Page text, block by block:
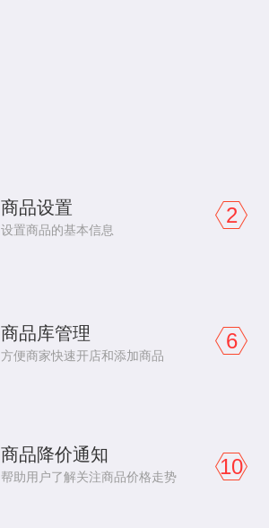
商品设置
设置商品的基本信息
2
商品库管理
方便商家快速开店和添加商品
6
商品降价通知
帮助用户了解关注商品价格走势 10